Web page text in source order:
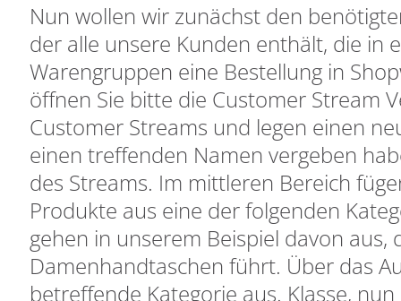
Nun wollen wir zunächst den
der alle unsere Kunden enthält, die in
Warengruppen eine Bestellung in
öffnen Sie bitte die Customer Stream
Customer Streams und legen einen
einen treffenden Namen vergeben
des Streams. Im mittleren Bereich
Produkte aus eine der folgenden
gehen in unserem Beispiel davon
Damenhandtaschen führt. Über das
betreffende Kategorie aus. Klasse,